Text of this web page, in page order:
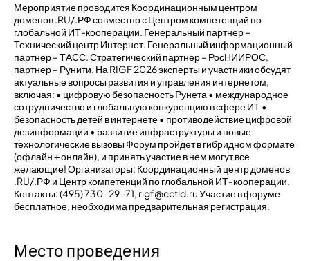
Мероприятие проводится Координационным центром
доменов .RU/.РФ совместно с Центром компетенций по
глобальной ИТ-кооперации. Генеральный партнер –
Технический центр Интернет. Генеральный информационный
партнер – ТАСС. Стратегический партнер – РосНИИРОС,
партнер – Рунити. На RIGF 2026 эксперты и участники обсудят
актуальные вопросы развития и управления интернетом,
включая: • цифровую безопасность Рунета • международное
сотрудничество и глобальную конкуренцию в сфере ИТ •
безопасность детей в интернете • противодействие цифровой
дезинформации • развитие инфраструктуры и новые
технологические вызовы Форум пройдет в гибридном формате
(офлайн + онлайн), и принять участие в нем могут все
желающие! Организаторы: Координационный центр доменов
.RU/.РФ и Центр компетенций по глобальной ИТ-кооперации.
Контакты: (495) 730-29-71, rigf@cctld.ru Участие в форуме
бесплатное, необходима предварительная регистрация.
Место проведения